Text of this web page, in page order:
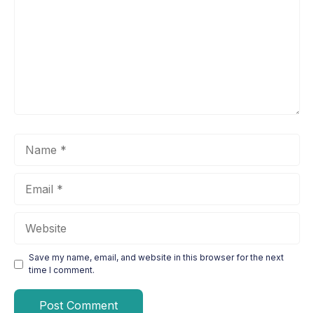
Save my name, email, and website in this browser for the next
time I comment.